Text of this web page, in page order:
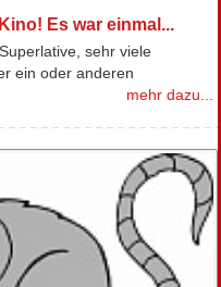
Es war einmal...
sehr viele
ein oder anderen
mehr dazu...